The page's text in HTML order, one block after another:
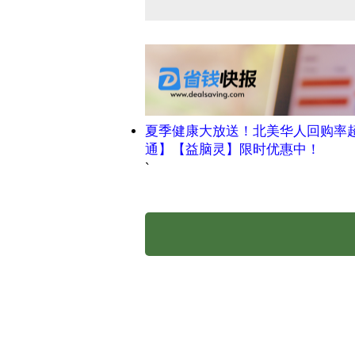
夏季健康大放送！北美华人回购率
通】【益脑灵】限时优惠中！
`